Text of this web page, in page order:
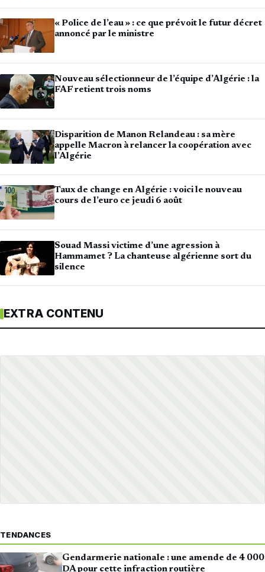
« Police de l’eau » : ce que prévoit le futur décret
annoncé par le ministre
Nouveau sélectionneur de l’équipe d’Algérie : la
FAF retient trois noms
Disparition de Manon Relandeau : sa mère
appelle Macron à relancer la coopération avec
l’Algérie
Taux de change en Algérie : voici le nouveau
cours de l’euro ce jeudi 6 août
Souad Massi victime d’une agression à
Hammamet ? La chanteuse algérienne sort du
silence
EXTRA CONTENU
TENDANCES
Gendarmerie nationale : une amende de 4 000
DA pour cette infraction routière